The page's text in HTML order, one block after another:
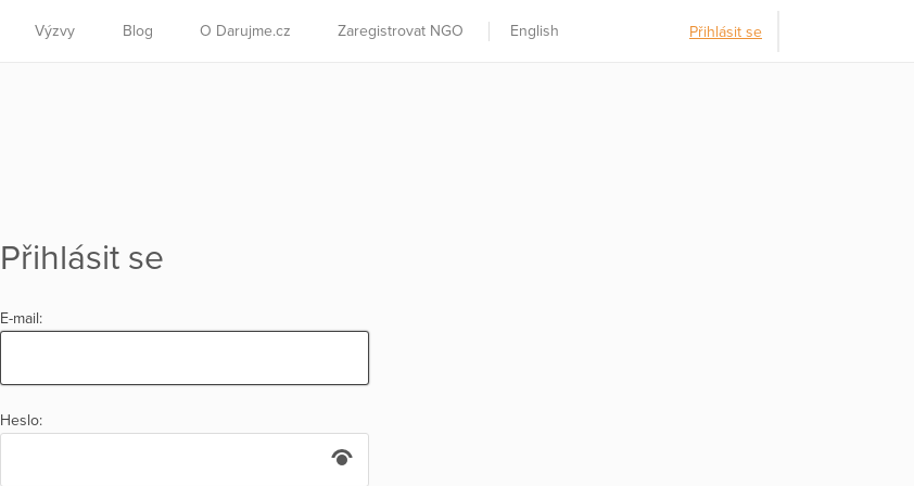
Výzvy Blog O Darujme.cz Zaregistrovat NGO English Přihlásit se
Přihlásit se
E-mail:
Heslo: